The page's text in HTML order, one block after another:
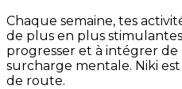
Chaque semaine, tes
de plus en plus
progresser et à intégrer
surcharge mentale. Niki
de route.